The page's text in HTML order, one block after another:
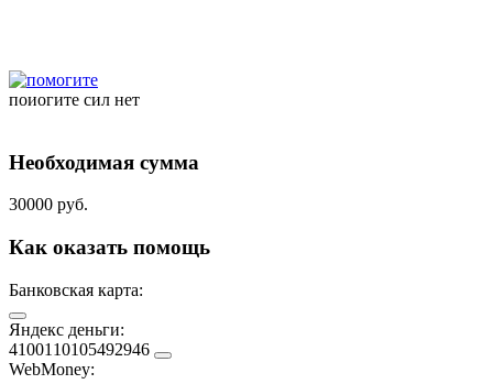
поиогите сил нет
Необходимая сумма
30000 руб.
Как оказать помощь
Банковская карта:
Яндекс деньги:
4100110105492946
WebMoney: